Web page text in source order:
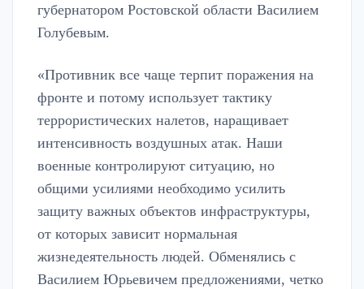
губернатором Ростовской области Василием
Голубевым.
«Противник все чаще терпит поражения на
фронте и потому использует тактику
террористических налетов, наращивает
интенсивность воздушных атак. Наши
военные контролируют ситуацию, но
общими усилиями необходимо усилить
защиту важных объектов инфраструктуры,
от которых зависит нормальная
жизнедеятельность людей. Обменялись с
Василием Юрьевичем предложениями, четко